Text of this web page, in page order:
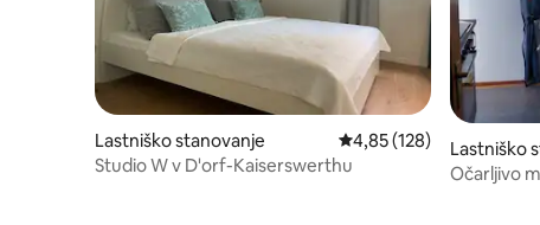
Lastniško stanovanje Povprečna ocena: 4,85
4,85 (128)
Studio W v D'orf-Kaiserswerthu
Lastniško
Očarljivo